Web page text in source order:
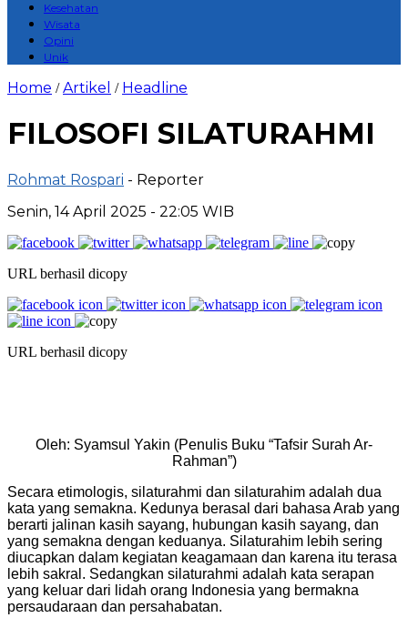
Kesehatan
Wisata
Opini
Unik
Home /Artikel / Headline
FILOSOFI SILATURAHMI
Rohmat Rospari - Reporter
Senin, 14 April 2025 - 22:05 WIB
URL berhasil dicopy
URL berhasil dicopy
Oleh: Syamsul Yakin (Penulis Buku “Tafsir Surah Ar-
Rahman”)
Secara etimologis, silaturahmi dan silaturahim adalah dua
kata yang semakna. Kedunya berasal dari bahasa Arab yang
berarti jalinan kasih sayang, hubungan kasih sayang, dan
yang semakna dengan keduanya. Silaturahim lebih sering
diucapkan dalam kegiatan keagamaan dan karena itu terasa
lebih sakral. Sedangkan silaturahmi adalah kata serapan
yang keluar dari lidah orang Indonesia yang bermakna
persaudaraan dan persahabatan.